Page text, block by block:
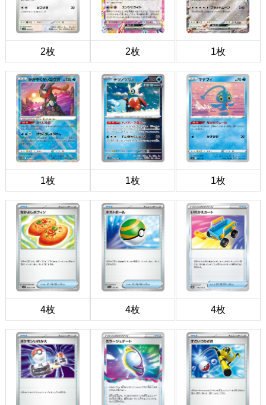
2枚 2枚 1枚
1枚 1枚 1枚
4枚 4枚 4枚